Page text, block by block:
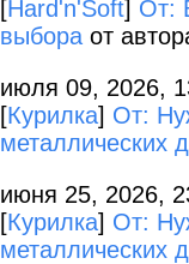
[Hard'n'Soft] От:
выбора от
июля 09, 2026,
[Курилка] От:
металлических
июня 25, 2026,
[Курилка] От:
металлических